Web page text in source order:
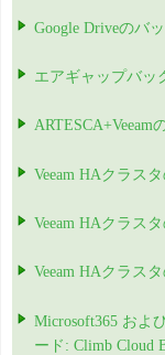
Google Driveのバ
エアギャップバッ
ARTESCA+Veeam
Veeam HAクラス
Veeam HAクラス
Veeam HAクラス
Microsoft365 およ
ード: Climb Cloud